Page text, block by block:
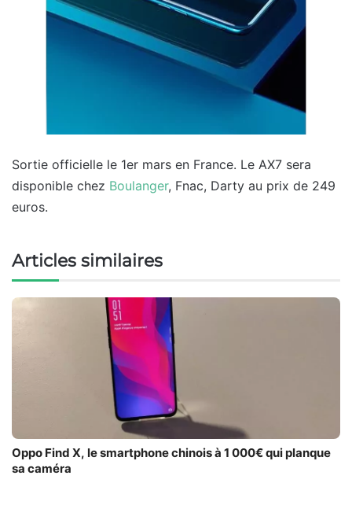
Sortie officielle le 1er mars en France. Le AX7 sera
disponible chez Boulanger, Fnac, Darty au prix de 249
euros.
Articles similaires
Oppo Find X, le smartphone chinois à 1 000€ qui planque
sa caméra